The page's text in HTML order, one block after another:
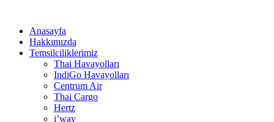
Anasayfa
Hakkımızda
Temsilciliklerimiz
Thai Havayolları
IndiGo Havayolları
Centrum Air
Thai Cargo
Hertz
i’way